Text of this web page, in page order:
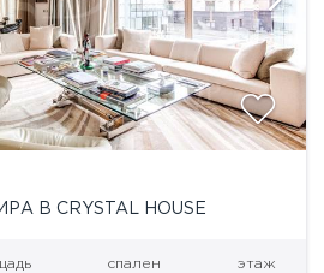
В CRYSTAL HOUSE
спален этаж